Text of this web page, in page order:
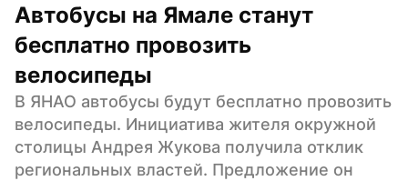
Автобусы на Ямале станут
бесплатно провозить
велосипеды
В ЯНАО автобусы будут бесплатно провозить
велосипеды. Инициатива жителя окружной
столицы Андрея Жукова получила отклик
региональных властей. Предложение он